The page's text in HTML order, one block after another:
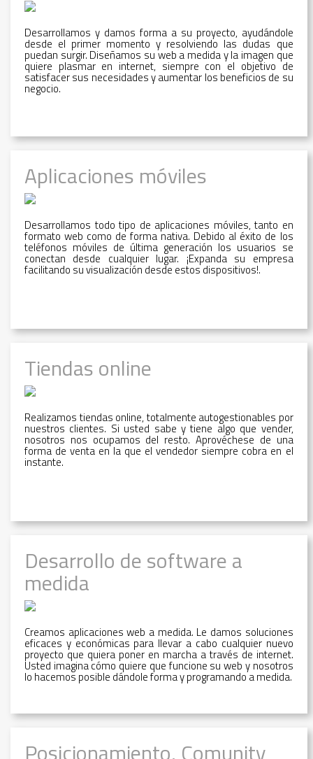
Desarrollamos y damos forma a su proyecto, ayudándole
desde el primer momento y resolviendo las dudas que
puedan surgir. Diseñamos su web a medida y la imagen que
quiere plasmar en internet, siempre con el objetivo de
satisfacer sus necesidades y aumentar los beneficios de su
negocio.
Aplicaciones móviles
Desarrollamos todo tipo de aplicaciones móviles, tanto en
formato web como de forma nativa. Debido al éxito de los
teléfonos móviles de última generación los usuarios se
conectan desde cualquier lugar. ¡Expanda su empresa
facilitando su visualización desde estos dispositivos!.
Tiendas online
Realizamos tiendas online, totalmente autogestionables por
nuestros clientes. Si usted sabe y tiene algo que vender,
nosotros nos ocupamos del resto. Aprovéchese de una
forma de venta en la que el vendedor siempre cobra en el
instante.
Desarrollo de software a
medida
Creamos aplicaciones web a medida. Le damos soluciones
eficaces y económicas para llevar a cabo cualquier nuevo
proyecto que quiera poner en marcha a través de internet.
Usted imagina cómo quiere que funcione su web y nosotros
lo hacemos posible dándole forma y programando a medida.